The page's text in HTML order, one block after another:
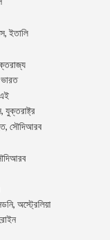
,ইতালি
ভারত
, যুক্তরাষ্ট্র
সৌদিআরব
অস্ট্রেলিয়া